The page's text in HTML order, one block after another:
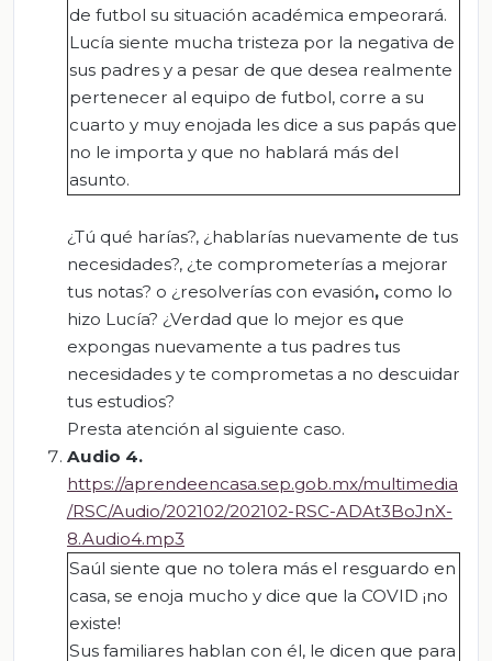
de futbol su situación académica empeorará.
Lucía siente mucha tristeza por la negativa de
sus padres y a pesar de que desea realmente
pertenecer al equipo de futbol, corre a su
cuarto y muy enojada les dice a sus papás que
no le importa y que no hablará más del
asunto.
¿Tú qué harías?, ¿hablarías nuevamente de tus
necesidades?, ¿te comprometerías a mejorar
tus notas? o ¿resolverías con evasión, como lo
hizo Lucía? ¿Verdad que lo mejor es que
expongas nuevamente a tus padres tus
necesidades y te comprometas a no descuidar
tus estudios?
Presta atención al siguiente caso.
Audio 4.
https://aprendeencasa.sep.gob.mx/multimedia
/RSC/Audio/202102/202102-RSC-ADAt3BoJnX-
8.Audio4.mp3
Saúl siente que no tolera más el resguardo en
casa, se enoja mucho y dice que la COVID ¡no
existe!
Sus familiares hablan con él, le dicen que para